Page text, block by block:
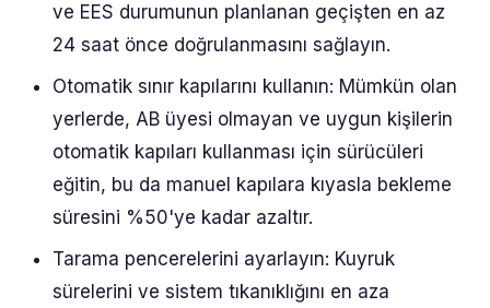
ve EES durumunun planlanan geçişten en az
24 saat önce doğrulanmasını sağlayın.
Otomatik sınır kapılarını kullanın: Mümkün olan
yerlerde, AB üyesi olmayan ve uygun kişilerin
otomatik kapıları kullanması için sürücüleri
eğitin, bu da manuel kapılara kıyasla bekleme
süresini %50'ye kadar azaltır.
Tarama pencerelerini ayarlayın: Kuyruk
sürelerini ve sistem tıkanıklığını en aza